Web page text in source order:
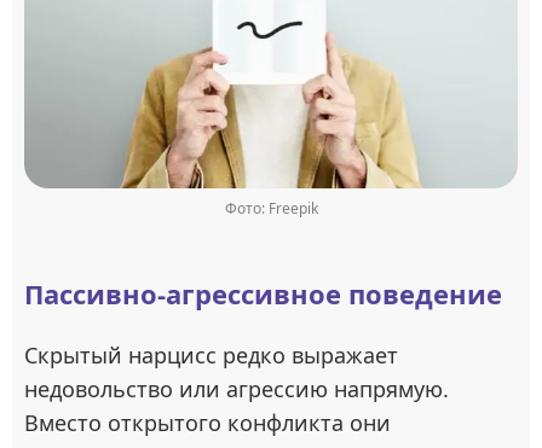
Фото: Freepik
Пассивно-агрессивное поведение
Скрытый нарцисс редко выражает
недовольство или агрессию напрямую.
Вместо открытого конфликта они